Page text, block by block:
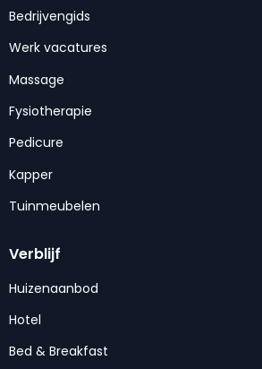
Bedrijvengids
Werk vacatures
Massage
Fysiotherapie
Pedicure
Kapper
Tuinmeubelen
Verblijf
Huizenaanbod
Hotel
Bed & Breakfast